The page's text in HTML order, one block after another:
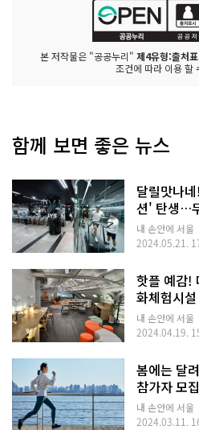
본 저작물은 "공공누리" 제4유형:출처
조건에 따라 이용 할
함께 보면 좋은 뉴스
달릴맛나
션' 탄생…
내 손안에 서울
2024.05.21.
핫플 예감!
화체험시설
내 손안에 서울
2024.04.19.
봄에는 달
참가자 모집
내 손안에 서울
2024.03.11.